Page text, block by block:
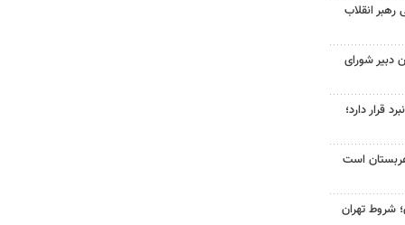
انقلاب
دبیر شورای
قرار دارد؛
عربستان است
شروط تهران